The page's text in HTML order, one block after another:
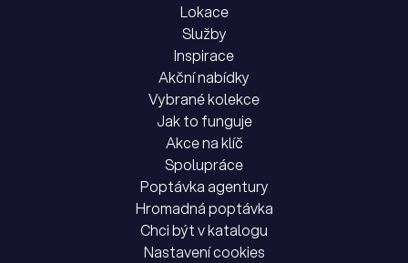
Lokace
Služby
Inspirace
Akční nabídky
Vybrané kolekce
Jak to funguje
Akce na klíč
Spolupráce
Poptávka agentury
Hromadná poptávka
Chci být v katalogu
Nastavení cookies